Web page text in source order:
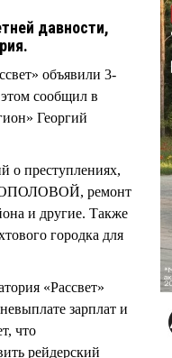
давности,
объявили 3-
сообщил в
Георгий
о преступлениях,
ремонт
и другие. Также
городка для
«Рассвет»
зарплат и
что
рейдерский